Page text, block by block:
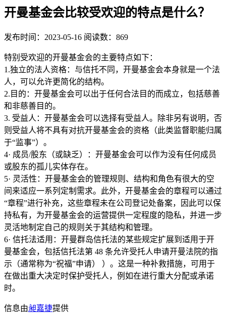
开曼基金会比较受欢迎的特点是什么？
发布时间：2023-05-16 阅读数：869
特别受欢迎的开曼基金会的主要特点如下：
1.独立的法人资格：与信托不同，开曼基金会本身就是一个法
人，可以允许更简化的结构。
2.目的：开曼基金会可以出于任何合法目的而成立，包括慈善
和非慈善目的。
3. 受益人：开曼基金会可以选择有受益人。除非另有说明，否
则受益人将不具有对抗开曼基金会的资格（此类监督职能归属
于“监事”）。
4· 成员/股东（或缺乏）：开曼基金会可以作为没有任何成员
或股东的孤儿实体存在。
5· 灵活性：开曼基金会的管理规则、结构和角色有很大的空
间来适应一系列定制需求。此外，开曼基金会的章程可以通过
“章程”进行补充，这些章程未在公司登记处备案，因此可以保
持私有，为开曼基金会的运营提供一定程度的隐私，并进一步
灵活地制定自己的规则关于其结构和管理。
6· 信托法适用：开曼群岛信托法的某些规定扩展到适用于开
曼基金会，包括信托法第 48 条允许受托人申请开曼法院的指
示（通常称为“祝福”申请） ）。这是一种补救措施，可用于
在做出重大决定时保护受托人，例如在进行重大分配或承诺
时。
信息由昶嘉捷提供